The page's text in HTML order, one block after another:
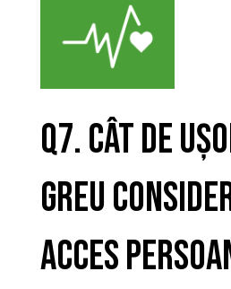
Q7. Cât de
greu
acces